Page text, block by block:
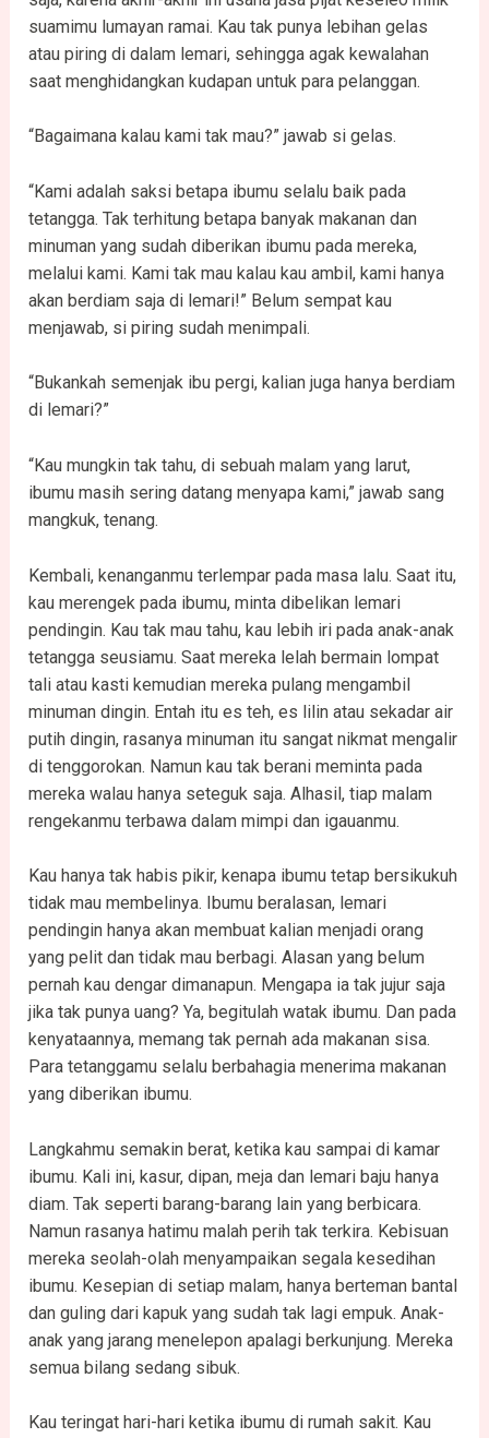
suamimu lumayan ramai. Kau tak punya lebihan gelas
atau piring di dalam lemari, sehingga agak kewalahan
saat menghidangkan kudapan untuk para pelanggan.
“Bagaimana kalau kami tak mau?” jawab si gelas.
“Kami adalah saksi betapa ibumu selalu baik pada
tetangga. Tak terhitung betapa banyak makanan dan
minuman yang sudah diberikan ibumu pada mereka,
melalui kami. Kami tak mau kalau kau ambil, kami hanya
akan berdiam saja di lemari!” Belum sempat kau
menjawab, si piring sudah menimpali.
“Bukankah semenjak ibu pergi, kalian juga hanya berdiam
di lemari?”
“Kau mungkin tak tahu, di sebuah malam yang larut,
ibumu masih sering datang menyapa kami,” jawab sang
mangkuk, tenang.
Kembali, kenanganmu terlempar pada masa lalu. Saat itu,
kau merengek pada ibumu, minta dibelikan lemari
pendingin. Kau tak mau tahu, kau lebih iri pada anak-anak
tetangga seusiamu. Saat mereka lelah bermain lompat
tali atau kasti kemudian mereka pulang mengambil
minuman dingin. Entah itu es teh, es lilin atau sekadar air
putih dingin, rasanya minuman itu sangat nikmat mengalir
di tenggorokan. Namun kau tak berani meminta pada
mereka walau hanya seteguk saja. Alhasil, tiap malam
rengekanmu terbawa dalam mimpi dan igauanmu.
Kau hanya tak habis pikir, kenapa ibumu tetap bersikukuh
tidak mau membelinya. Ibumu beralasan, lemari
pendingin hanya akan membuat kalian menjadi orang
yang pelit dan tidak mau berbagi. Alasan yang belum
pernah kau dengar dimanapun. Mengapa ia tak jujur saja
jika tak punya uang? Ya, begitulah watak ibumu. Dan pada
kenyataannya, memang tak pernah ada makanan sisa.
Para tetanggamu selalu berbahagia menerima makanan
yang diberikan ibumu.
Langkahmu semakin berat, ketika kau sampai di kamar
ibumu. Kali ini, kasur, dipan, meja dan lemari baju hanya
diam. Tak seperti barang-barang lain yang berbicara.
Namun rasanya hatimu malah perih tak terkira. Kebisuan
mereka seolah-olah menyampaikan segala kesedihan
ibumu. Kesepian di setiap malam, hanya berteman bantal
dan guling dari kapuk yang sudah tak lagi empuk. Anak-
anak yang jarang menelepon apalagi berkunjung. Mereka
semua bilang sedang sibuk.
Kau teringat hari-hari ketika ibumu di rumah sakit. Kau